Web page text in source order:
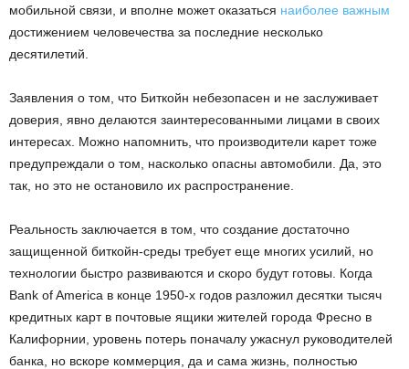
мобильной связи, и вполне может оказаться наиболее важным
достижением человечества за последние несколько
десятилетий.
Заявления о том, что Биткойн небезопасен и не заслуживает
доверия, явно делаются заинтересованными лицами в своих
интересах. Можно напомнить, что производители карет тоже
предупреждали о том, насколько опасны автомобили. Да, это
так, но это не остановило их распространение.
Реальность заключается в том, что создание достаточно
защищенной биткойн-среды требует еще многих усилий, но
технологии быстро развиваются и скоро будут готовы. Когда
Bank of America в конце 1950-х годов разложил десятки тысяч
кредитных карт в почтовые ящики жителей города Фресно в
Калифорнии, уровень потерь поначалу ужаснул руководителей
банка, но вскоре коммерция, да и сама жизнь, полностью